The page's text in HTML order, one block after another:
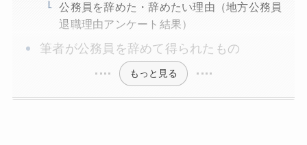
公務員を辞めた・辞めたい理由（地方公務員
退職理由アンケート結果）
筆者が公務員を辞めて得られたもの
もっと見る